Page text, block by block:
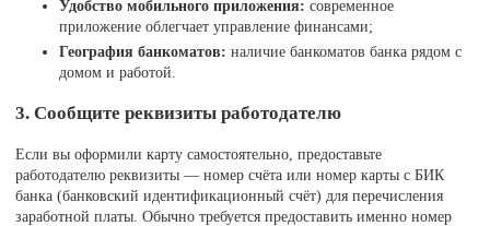
Удобство мобильного приложения: современное
приложение облегчает управление финансами;
География банкоматов: наличие банкоматов банка рядом с
домом и работой.
3. Сообщите реквизиты работодателю
Если вы оформили карту самостоятельно, предоставьте
работодателю реквизиты — номер счёта или номер карты с БИК
банка (банковский идентификационный счёт) для перечисления
заработной платы. Обычно требуется предоставить именно номер